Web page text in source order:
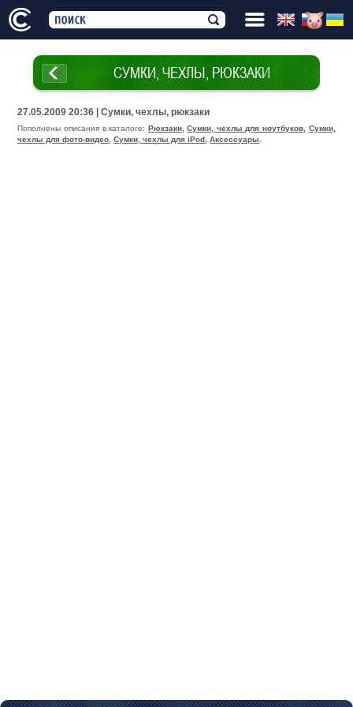
СУМКИ, ЧЕХЛЫ, РЮКЗАКИ
27.05.2009 20:36 | Сумки, чехлы, рюкзаки
Пополнены описания в каталоге: Рюкзаки,Сумки, чехлы для ноутбуков
Сумки,
чехлы для фото-видео ,Сумки, чехлы для iPod ,Аксессуары